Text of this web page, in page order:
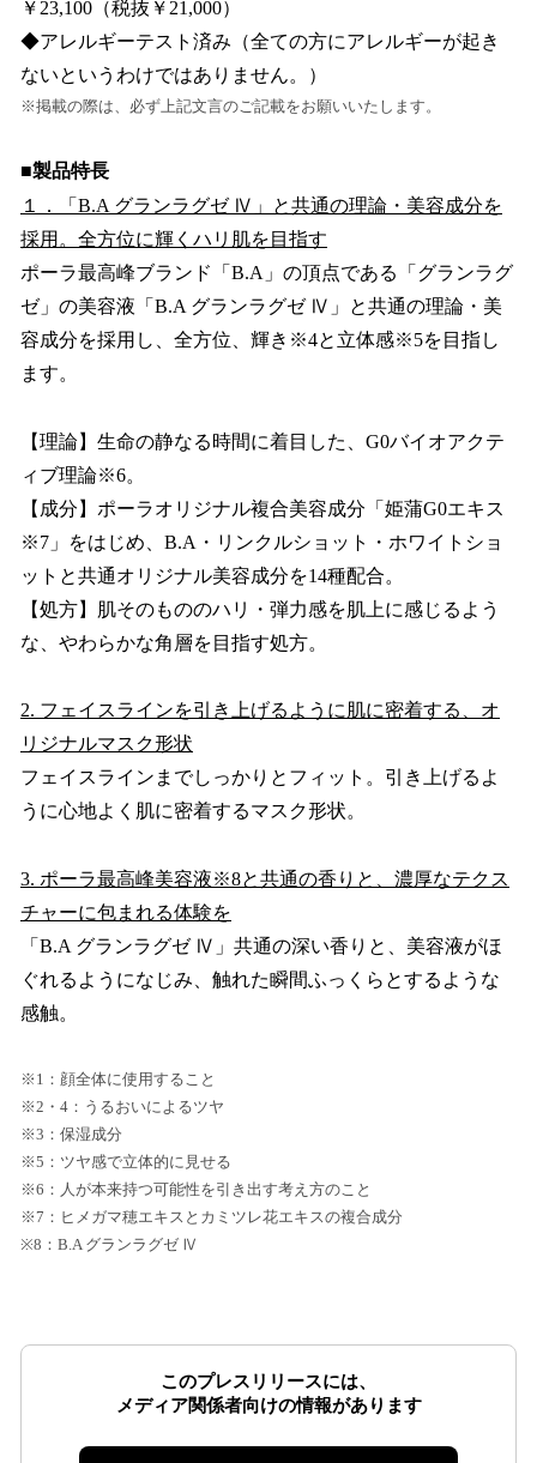
￥23,100（税抜￥21,000）
◆アレルギーテスト済み（全ての方にアレルギーが起き
ないというわけではありません。）
※掲載の際は、必ず上記文言のご記載をお願いいたします。
■製品特長
１．「B.A グランラグゼ Ⅳ」と共通の理論・美容成分を
採用。全方位に輝くハリ肌を目指す
ポーラ最高峰ブランド「B.A」の頂点である「グランラグ
ゼ」の美容液「B.A グランラグゼ Ⅳ」と共通の理論・美
容成分を採用し、全方位、輝き※4と立体感※5を目指し
ます。
【理論】生命の静なる時間に着目した、G0バイオアクテ
ィブ理論※6。
【成分】ポーラオリジナル複合美容成分「姫蒲G0エキス
※7」をはじめ、B.A・リンクルショット・ホワイトショ
ットと共通オリジナル美容成分を14種配合。
【処方】肌そのもののハリ・弾力感を肌上に感じるよう
な、やわらかな角層を目指す処方。
2. フェイスラインを引き上げるように肌に密着する、オ
リジナルマスク形状
フェイスラインまでしっかりとフィット。引き上げるよ
うに心地よく肌に密着するマスク形状。
3. ポーラ最高峰美容液※8と共通の香りと、濃厚なテクス
チャーに包まれる体験を
「B.A グランラグゼ Ⅳ」共通の深い香りと、美容液がほ
ぐれるようになじみ、触れた瞬間ふっくらとするような
感触。
※1：顔全体に使用すること
※2・4：うるおいによるツヤ
※3：保湿成分
※5：ツヤ感で立体的に見せる
※6：人が本来持つ可能性を引き出す考え方のこと
※7：ヒメガマ穂エキスとカミツレ花エキスの複合成分
※8：B.A グランラグゼ Ⅳ
このプレスリリースには、
メディア関係者向けの情報があります